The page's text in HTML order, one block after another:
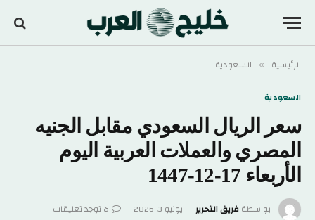
الرئيسية » السعودية
السعودية
سعر الريال السعودي مقابل الجنيه
المصري والعملات العربية اليوم
الأربعاء 17-12-1447
بواسطةفريق التحرير يونيو 3, 2026
لا توجد تعليقات